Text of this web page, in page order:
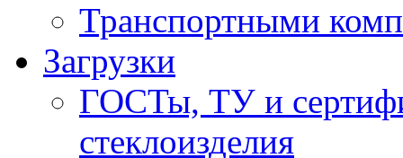
Транспортными
Загрузки
ГОСТы, ТУ и
стеклоизделия